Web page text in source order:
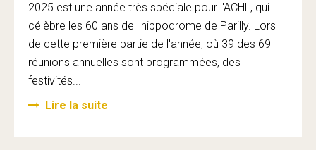
2025 est une année très spéciale pour l'ACHL, qui
célèbre les 60 ans de l'hippodrome de Parilly. Lors
de cette première partie de l'année, où 39 des 69
réunions annuelles sont programmées, des
festivités...
Lire la suite